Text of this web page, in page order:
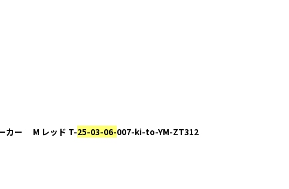
カー M レッド T-25-03-06-007-ki-to-YM-ZT312